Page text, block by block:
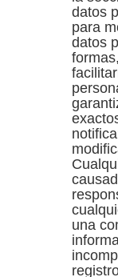
datos
para
datos
una